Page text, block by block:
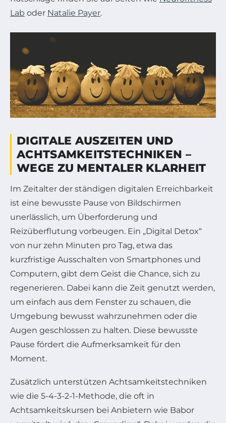
Lab oder Natalie Payer.
DIGITALE AUSZEITEN UND
ACHTSAMKEITSTECHNIKEN –
WEGE ZU MENTALER KLARHEIT
Im Zeitalter der ständigen digitalen Erreichbarkeit
ist eine bewusste Pause von Bildschirmen
unerlässlich, um Überforderung und
Reizüberflutung vorbeugen. Ein „Digital Detox“
von nur zehn Minuten pro Tag, etwa das
kurzfristige Ausschalten von Smartphones und
Computern, gibt dem Geist die Chance, sich zu
regenerieren. Dabei kann die Zeit genutzt werden,
um einfach aus dem Fenster zu schauen, die
Umgebung bewusst wahrzunehmen oder die
Augen geschlossen zu halten. Diese bewusste
Pause fördert die Aufmerksamkeit für den
Moment.
Zusätzlich unterstützen Achtsamkeitstechniken
wie die 5-4-3-2-1-Methode, die oft in
Achtsamkeitskursen bei Anbietern wie Babor